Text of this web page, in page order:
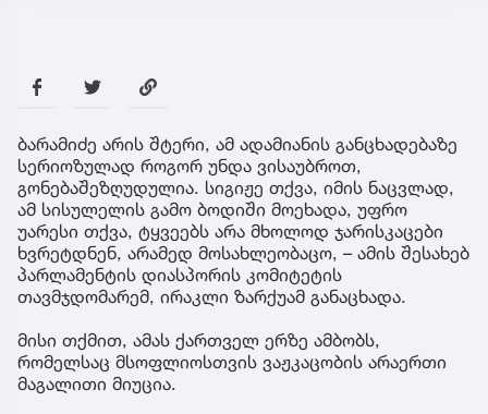
ბარამიძე არის შტერი, ამ ადამიანის განცხადებაზე
სერიოზულად როგორ უნდა ვისაუბროთ,
გონებაშეზღუდულია. სიგიჟე თქვა, იმის ნაცვლად,
ამ სისულელის გამო ბოდიში მოეხადა, უფრო
უარესი თქვა, ტყვეებს არა მხოლოდ ჯარისკაცები
ხვრეტდნენ, არამედ მოსახლეობაცო, – ამის შესახებ
პარლამენტის დიასპორის კომიტეტის
თავმჯდომარემ, ირაკლი ზარქუამ განაცხადა.
მისი თქმით, ამას ქართველ ერზე ამბობს,
რომელსაც მსოფლიოსთვის ვაჟკაცობის არაერთი
მაგალითი მიუცია.